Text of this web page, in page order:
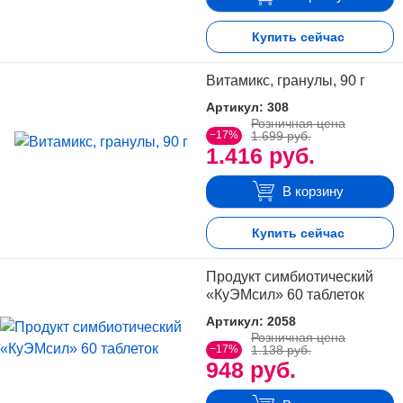
Купить сейчас
Витамикс, гранулы, 90 г
Артикул: 308
−17%
1.416 руб.
Розничная цена
1.699 руб.
В корзину
Купить сейчас
Продукт симбиотический
«КуЭМсил» 60 таблеток
Артикул: 2058
−17%
948 руб.
Розничная цена
1.138 руб.